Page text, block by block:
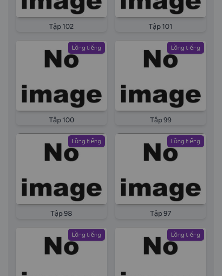
Tập 102 Tập 101
Lồng tiếng
Tập 100
Lồng tiếng
Tập 99
Lồng tiếng
Tập 98
Lồng tiếng
Tập 97
Lồng tiếng Lồng tiếng